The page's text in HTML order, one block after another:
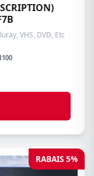
VHS, DVD, Etc
RABAIS 5%